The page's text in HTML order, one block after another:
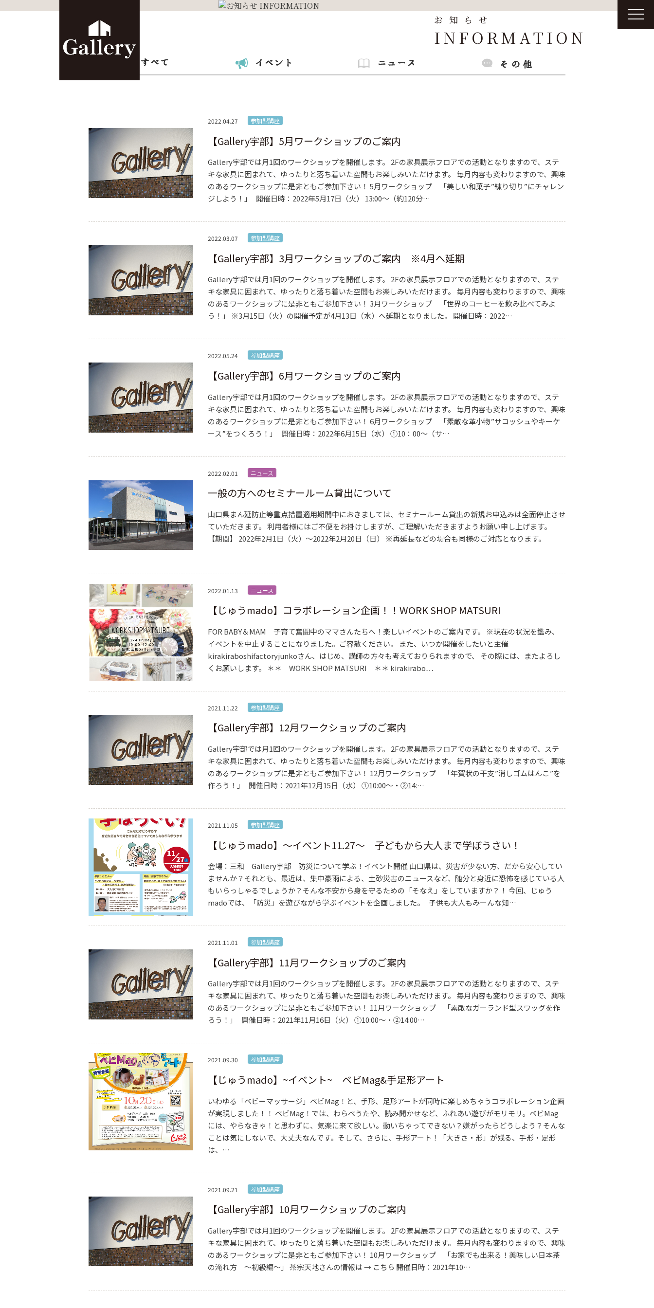
お知らせ
INFORMATION
t
o
参加型講座
2022.04.27 参加型講座
【Gallery宇部】5月ワークショップのご案内
Gallery宇部では月1回のワークショップを開催します。 2Fの家具展示フロアでの活動となりますので、ステ
キな家具に囲まれて、ゆったりと落ち着いた空間もお楽しみいただけます。 毎月内容も変わりますので、興味
のあるワークショップに是非ともご参加下さい！ 5月ワークショップ 「美しい和菓子”練り切り”にチャレン
ジしよう！」 開催日時：2022年5月17日（火） 13:00～（約120分…
2022.03.07 参加型講座
【Gallery宇部】3月ワークショップのご案内 ※4月へ延期
Gallery宇部では月1回のワークショップを開催します。 2Fの家具展示フロアでの活動となりますので、ステ
キな家具に囲まれて、ゆったりと落ち着いた空間もお楽しみいただけます。 毎月内容も変わりますので、興味
のあるワークショップに是非ともご参加下さい！ 3月ワークショップ 「世界のコーヒーを飲み比べてみよ
う！」 ※3月15日（火）の開催予定が4月13日（水）へ延期となりました。 開催日時：2022…
2022.05.24 参加型講座
【Gallery宇部】6月ワークショップのご案内
Gallery宇部では月1回のワークショップを開催します。 2Fの家具展示フロアでの活動となりますので、ステ
キな家具に囲まれて、ゆったりと落ち着いた空間もお楽しみいただけます。 毎月内容も変わりますので、興味
のあるワークショップに是非ともご参加下さい！ 6月ワークショップ 「素敵な革小物”サコッシュやキーケ
ース”をつくろう！」 開催日時：2022年6月15日（水） ①10：00～（サ…
2022.02.01 ニュース
一般の方へのセミナールーム貸出について
山口県まん延防止等重点措置適用期間中におきましては、セミナールーム貸出の新規お申込みは全面停止させ
ていただきます。 利用者様にはご不便をお掛けしますが、ご理解いただきますようお願い申し上げます。
【期間】 2022年2月1日（火）～2022年2月20日（日） ※再延長などの場合も同様のご対応となります。
2022.01.13 ニュース
【じゅうmado】コラボレーション企画！！WORK SHOP MATSURI
FOR BABY＆MAM 子育て奮闘中のママさんたちへ！楽しいイベントのご案内です。 ※現在の状況を鑑み、
イベントを中止することになりました。ご容赦ください。 また、いつか開催をしたいと主催
kirakiraboshifactoryjunkoさん、はじめ、講師の方々も考えておりられますので、 その際には、またよろし
くお願いします。 ＊＊ WORK SHOP MATSURI ＊＊ kirakirabo…
2021.11.22 参加型講座
【Gallery宇部】12月ワークショップのご案内
Gallery宇部では月1回のワークショップを開催します。 2Fの家具展示フロアでの活動となりますので、ステ
キな家具に囲まれて、ゆったりと落ち着いた空間もお楽しみいただけます。 毎月内容も変わりますので、興味
のあるワークショップに是非ともご参加下さい！ 12月ワークショップ 「年賀状の干支”消しゴムはんこ”を
作ろう！」 開催日時：2021年12月15日（水） ①10:00～・②14:…
2021.11.05 参加型講座
【じゅうmado】～イベント11.27～ 子どもから大人まで学ぼうさい！
会場：三和 Gallery宇部 防災について学ぶ！イベント開催 山口県は、災害が少ない方、だから安心してい
ませんか？それとも、最近は、集中豪雨による、土砂災害のニュースなど、随分と身近に恐怖を感じている人
もいらっしゃるでしょうか？そんな不安から身を守るための「そなえ」をしていますか？！ 今回、じゅう
madoでは、「防災」を遊びながら学ぶイベントを企画しました。 子供も大人もみーんな知…
2021.11.01 参加型講座
【Gallery宇部】11月ワークショップのご案内
Gallery宇部では月1回のワークショップを開催します。 2Fの家具展示フロアでの活動となりますので、ステ
キな家具に囲まれて、ゆったりと落ち着いた空間もお楽しみいただけます。 毎月内容も変わりますので、興味
のあるワークショップに是非ともご参加下さい！ 11月ワークショップ 「素敵なガーランド型スワッグを作
ろう！」 開催日時：2021年11月16日（火） ①10:00～・②14:00…
2021.09.30 参加型講座
【じゅうmado】~イベント~ ベビMag&手足形アート
いわゆる「ベビーマッサージ」ベビMag！と、手形、足形アートが同時に楽しめちゃうコラボレーション企画
が実現しました！！ ベビMag！では、わらべうたや、読み聞かせなど、ふれあい遊びがモリモリ。ベビMag
には、やらなきゃ！と思わずに、気楽に来て欲しい。動いちゃってできない？嫌がったらどうしよう？そんな
ことは気にしないで、大丈夫なんです。そして、さらに、手形アート！「大きさ・形」が残る、手形・足形
は、…
2021.09.21 参加型講座
【Gallery宇部】10月ワークショップのご案内
Gallery宇部では月1回のワークショップを開催します。 2Fの家具展示フロアでの活動となりますので、ステ
キな家具に囲まれて、ゆったりと落ち着いた空間もお楽しみいただけます。 毎月内容も変わりますので、興味
のあるワークショップに是非ともご参加下さい！ 10月ワークショップ 「お家でも出来る！美味しい日本茶
の淹れ方 ～初級編～」 茶宗天地さんの情報は → こちら 開催日時：2021年10…